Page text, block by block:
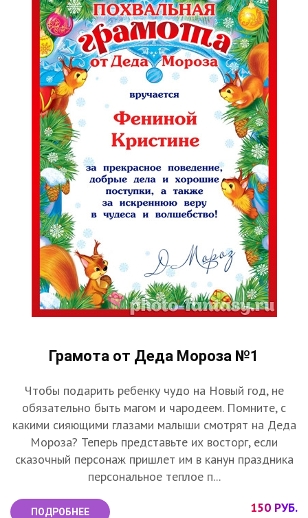
Грамота от Деда Мороза №1
Чтобы подарить ребенку чудо на Новый год, не
обязательно быть магом и чародеем. Помните, с
какими сияющими глазами малыши смотрят на Деда
Мороза? Теперь представьте их восторг, если
сказочный персонаж пришлет им в канун праздника
персональное теплое п...
ПОДРОБНЕЕ 150 РУБ.